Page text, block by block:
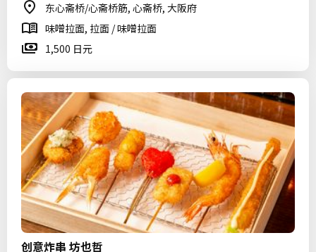
东心斋桥/心斋桥筋, 心斋桥, 大阪府
味噌拉面, 拉面 / 味噌拉面
1,500 日元
创意炸串 坊也哲